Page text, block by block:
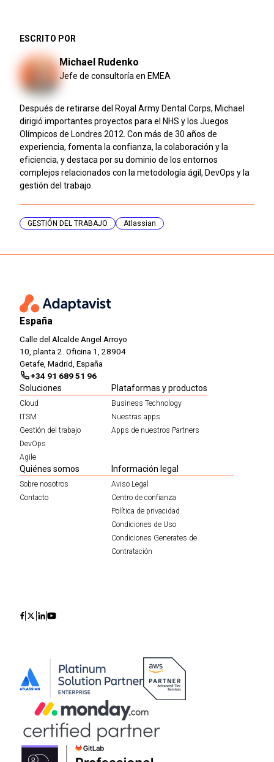
ESCRITO POR
Michael Rudenko
Jefe de consultoría en EMEA
Después de retirarse del Royal Army Dental Corps, Michael
dirigió importantes proyectos para el NHS y los Juegos
Olímpicos de Londres 2012. Con más de 30 años de
experiencia, fomenta la confianza, la colaboración y la
eficiencia, y destaca por su dominio de los entornos
complejos relacionados con la metodología ágil, DevOps y la
gestión del trabajo.
GESTIÓN DEL TRABAJO Atlassian
España
Calle del Alcalde Angel Arroyo
10, planta 2. Oficina 1, 28904
Getafe, Madrid, España
+34 91 689 51 96
Soluciones
Cloud
ITSM
Gestión del trabajo
DevOps
Agile
Plataformas y productos
Business Technology
Nuestras apps
Apps de nuestros Partners
Quiénes somos
Sobre nosotros
Contacto
Información legal
Aviso Legal
Centro de confianza
Política de privacidad
Condiciones de Uso
Condiciones Generates de
Contratación
IconIconIconIcon